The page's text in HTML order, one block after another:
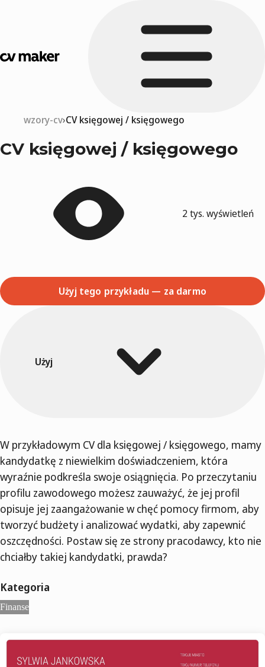
wzory-cv CV księgowej / księgowego
CV księgowej / księgowego
2 tys. wyświetleń
Użyj tego przykładu — za darmo
Użyj
W przykładowym CV dla księgowej / księgowego, mamy
kandydatkę z niewielkim doświadczeniem, która
wyraźnie podkreśla swoje osiągnięcia. Po przeczytaniu
profilu zawodowego możesz zauważyć, że jej profil
opisuje jej zaangażowanie w chęć pomocy firmom, aby
tworzyć budżety i analizować wydatki, aby zapewnić
oszczędności. Postaw się ze strony pracodawcy, kto nie
chciałby takiej kandydatki, prawda?
Kategoria
Finanse